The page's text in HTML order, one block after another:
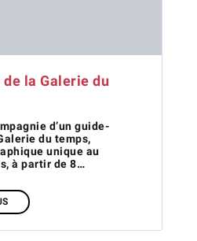
la Galerie du
d’un guide-
du temps,
unique au
à partir de 8…